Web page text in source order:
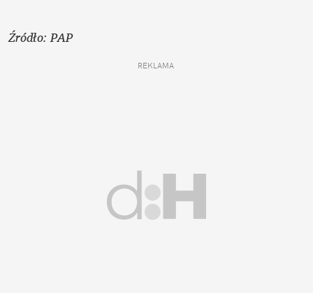
Źródło: PAP
REKLAMA